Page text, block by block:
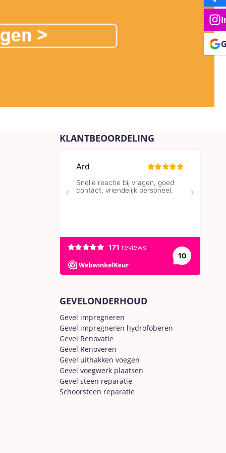
KLANTBEOORDELING
GEVELONDERHOUD
Gevel impregneren
Gevel impregneren hydrofoberen
Gevel Renovatie
Gevel Renoveren
Gevel uithakken voegen
Gevel voegwerk plaatsen
Gevel steen reparatie
Schoorsteen reparatie